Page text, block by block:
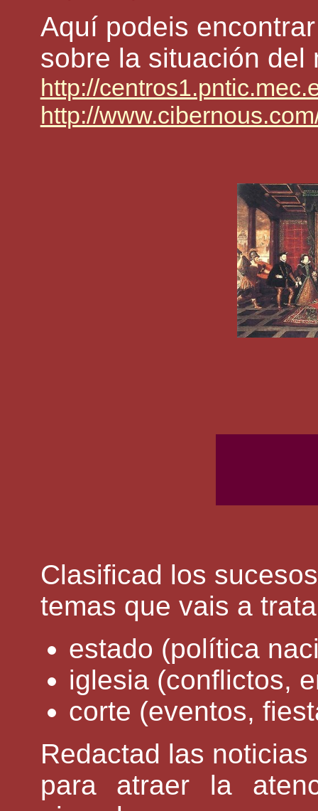
Aquí podeis
sobre la situación del
http://
http://
Clasificad los
temas que vais a
estado (política
iglesia (conflictos,
corte (eventos,
Redactad las
para atraer la